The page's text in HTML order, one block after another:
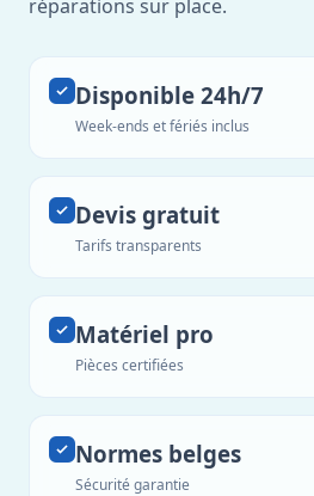
réparations sur place.
Disponible 24h/7
Week-ends et fériés inclus
Devis gratuit
Tarifs transparents
Matériel pro
Pièces certifiées
Normes belges
Sécurité garantie